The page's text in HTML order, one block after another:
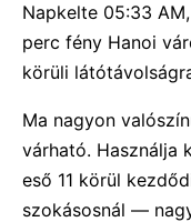
Napkelte 05:33
perc fény Hanoi
körüli
Ma nagyon
várható. Használja
eső 11 körül
szokásosnál —